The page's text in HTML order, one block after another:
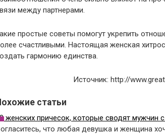
между партнерами.
простые советы помогут укрепить
счастливыми. Настоящая женская
гармонию единства.
Источник: http://
статьи
женских причесок, которые сводят мужчин
что любая девушка и женщина